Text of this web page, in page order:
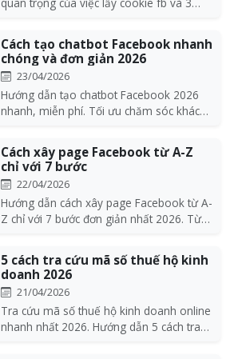
Cách tạo chatbot Facebook nhanh
chóng và đơn giản 2026
23/04/2026
Hướng dẫn tạo chatbot Facebook 2026
nhanh, miễn phí. Tối ưu chăm sóc khách
Cách xây page Facebook từ A-Z
chỉ với 7 bước
22/04/2026
Hướng dẫn cách xây page Facebook từ A-
Z chỉ với 7 bước đơn giản nhất 2026. Từ
5 cách tra cứu mã số thuế hộ kinh
doanh 2026
21/04/2026
Tra cứu mã số thuế hộ kinh doanh online
nhanh nhất 2026. Hướng dẫn 5 cách tra